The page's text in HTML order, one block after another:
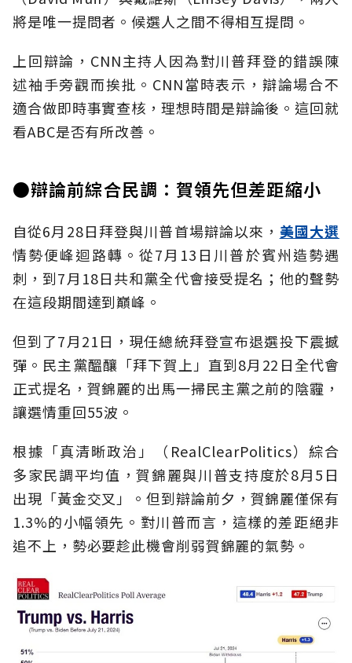
將是唯一提問者。候選人之間不得相互提問。
上回辯論，CNN主持人因為對川普拜登的錯誤陳
述袖手旁觀而挨批。CNN當時表示，辯論場合不
適合做即時事實查核，理想時間是辯論後。這回就
看ABC是否有所改善。
●辯論前綜合民調：賀領先但差距縮小
自從6月28日拜登與川普首場辯論以來， 美國大選
情勢便峰迴路轉。從7月13日川普於賓州造勢遇
刺，到7月18日共和黨全代會接受提名；他的聲勢
在這段期間達到巔峰。
但到了7月21日，現任總統拜登宣布退選投下震撼
彈。民主黨醞釀「拜下賀上」直到8月22日全代會
正式提名，賀錦麗的出馬一掃民主黨之前的陰霾，
讓選情重回55波。
根據「真清晰政治」（RealClearPolitics）綜合
多家民調平均值，賀錦麗與川普支持度於8月5日
出現「黃金交叉」。但到辯論前夕，賀錦麗僅保有
1.3%的小幅領先。對川普而言，這樣的差距絕非
追不上，勢必要趁此機會削弱賀錦麗的氣勢。